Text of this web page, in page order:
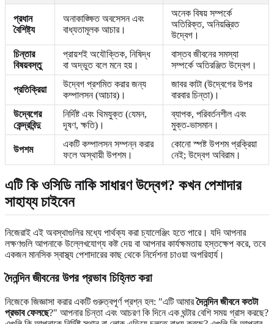
প্রধান
বৈশিষ্ট্য
অনাকাঙ্ক্ষিত অবসেসন এবং
বাধ্যতামূলক আচার।
অনেক বিষয় সম্পর্কে
অতিরিক্ত, অনিয়ন্ত্রিত
উদ্বেগ।
চিন্তার
বিষয়বস্তু
প্রায়শই অযৌক্তিক, নিষিদ্ধ
বা অদ্ভুত বলে মনে হয়।
বাস্তব জীবনের সমস্যা
সম্পর্কে অতিরঞ্জিত উদ্বেগ।
প্রতিক্রিয়া
উদ্বেগ প্রশমিত করার জন্য
কম্পালসন (আচার)।
জাবর কাটা (উদ্বেগের উপর
বারবার চিন্তা)।
উদ্বেগের
কেন্দ্রবিন্দু
নির্দিষ্ট এবং থিমযুক্ত (যেমন,
দূষণ, ক্ষতি)।
ব্যাপক, পরিবর্তনশীল এবং
মুক্ত-ভাসমান।
উপশম
একটি কম্পালসন সম্পন্ন করার
ফলে অস্থায়ী উপশম।
কোনো স্পষ্ট উপশম প্রক্রিয়া
নেই; উদ্বেগ অবিরাম।
এটি কি ওসিডি নাকি সাধারণ উদ্বেগ? কখন পেশাদার
সাহায্য চাইবেন
নিজেরাই এই অবস্থাগুলির মধ্যে পার্থক্য করা চ্যালেঞ্জিং হতে পারে। যদি আপনার
লক্ষণগুলি আপনাকে উল্লেখযোগ্য কষ্ট দেয় বা আপনার কার্যক্ষমতায় হস্তক্ষেপ করে, তবে
একজন মানসিক স্বাস্থ্য পেশাদারের কাছ থেকে নির্দেশনা চাওয়া অপরিহার্য।
দৈনন্দিন জীবনের উপর প্রভাব চিহ্নিত করা
নিজেকে জিজ্ঞাসা করার একটি গুরুত্বপূর্ণ প্রশ্ন হল: "এটি আমারদৈনন্দিন জীবনে কতটা
প্রভাব ফেলছে?" আপনার চিন্তা এবং আচরণ কি দিনে এক ঘন্টার বেশি সময় গ্রাস করছে?